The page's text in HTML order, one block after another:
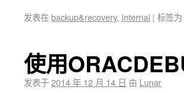
发表在backup&recovery, Internal | 标签为
使用
发表于2014 年 12 月 14 日 由 Lunar